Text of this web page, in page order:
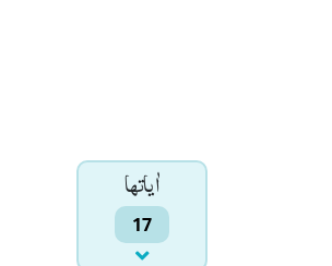
اٰياتها
17